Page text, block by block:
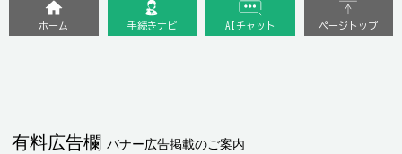
有料広告欄 バナー広告掲載のご案内
ホーム 手続きナビ AIチャット ページトップ